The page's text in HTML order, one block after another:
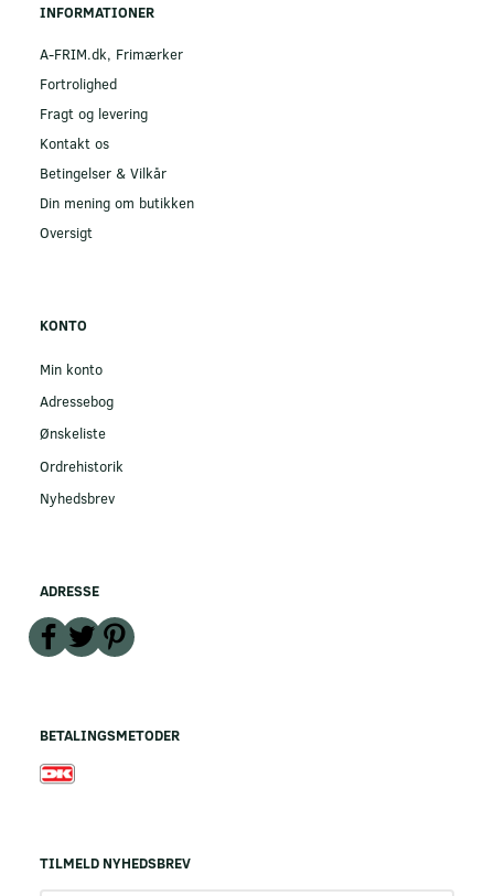
INFORMATIONER
A-FRIM.dk, Frimærker
Fortrolighed
Fragt og levering
Kontakt os
Betingelser & Vilkår
Din mening om butikken
Oversigt
KONTO
Min konto
Adressebog
Ønskeliste
Ordrehistorik
Nyhedsbrev
ADRESSE
BETALINGSMETODER
TILMELD NYHEDSBREV